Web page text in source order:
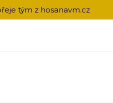
tým z hosanavm.cz